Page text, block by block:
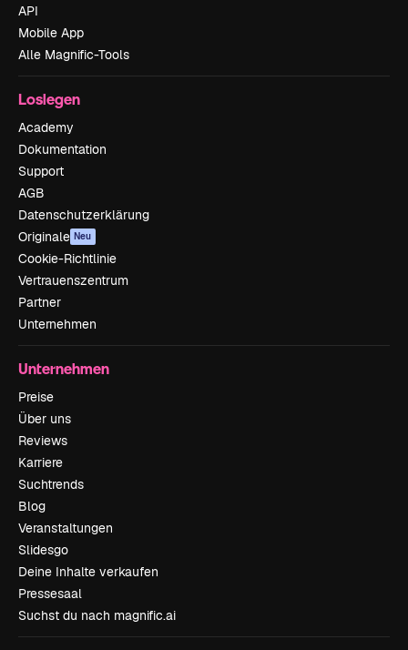
API
Mobile App
Alle Magnific-Tools
Loslegen
Academy
Dokumentation
Support
AGB
Datenschutzerklärung
Originale Neu
Cookie-Richtlinie
Vertrauenszentrum
Partner
Unternehmen
Unternehmen
Preise
Über uns
Reviews
Karriere
Suchtrends
Blog
Veranstaltungen
Slidesgo
Deine Inhalte verkaufen
Pressesaal
Suchst du nach magnific.ai